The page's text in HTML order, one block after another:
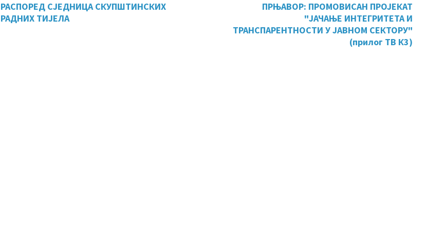
РАСПОРЕД СЈЕДНИЦА СКУПШТИНСКИХ
РАДНИХ ТИЈЕЛА
ПРЊАВОР: ПРОМОВИСАН ПРОЈЕКАТ
"ЈАЧАЊЕ ИНТЕГРИТЕТА И
ТРАНСПАРЕНТНОСТИ У ЈАВНОМ СЕКТОРУ"
(прилог ТВ К3)